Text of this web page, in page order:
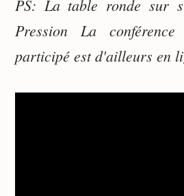
PS: La table ronde sur
Pression La
participé est d'ailleurs en